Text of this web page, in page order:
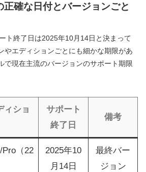
正確な日付とバージョンごと
ト終了日は2025年10月14日と決まって
やエディションごとにも細かな期限があ
で現在主流のバージョンのサポート期限
ィショ
サポート
終了日
備考
Pro（22
2025年10
月14日
最終バー
ジョン